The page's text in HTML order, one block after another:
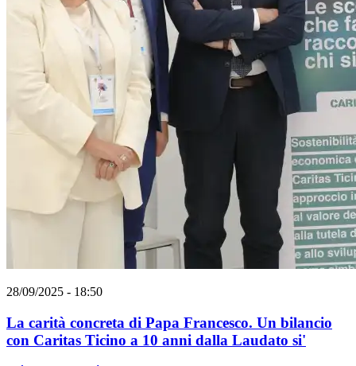
28/09/2025 - 18:50
La carità concreta di Papa Francesco. Un bilancio
con Caritas Ticino a 10 anni dalla Laudato si'